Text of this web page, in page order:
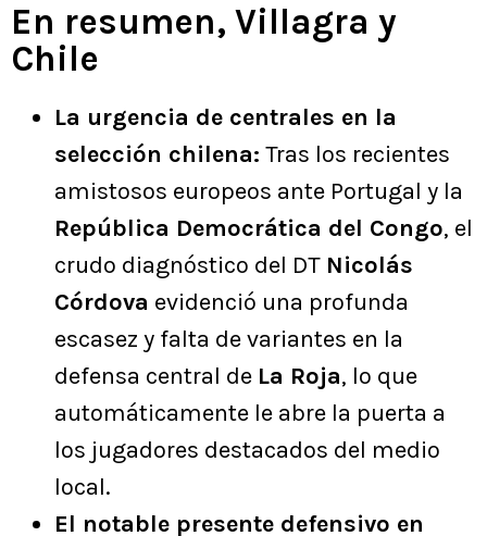
En resumen, Villagra y
Chile
La urgencia de centrales en la
selección chilena: Tras los recientes
amistosos europeos ante Portugal y la
República Democrática del Congo, el
crudo diagnóstico del DT Nicolás
Córdova evidenció una profunda
escasez y falta de variantes en la
defensa central de La Roja, lo que
automáticamente le abre la puerta a
los jugadores destacados del medio
local.
El notable presente defensivo en